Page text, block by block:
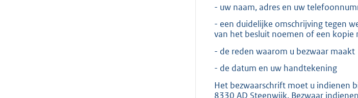
- uw naam, adres en uw
- een duidelijke omschrijving tegen
van het besluit noemen of een kopie
- de reden waarom u bezwaar maakt
- de datum en uw handtekening
Het bezwaarschrift moet u indienen
8330 AD Steenwijk. Bezwaar